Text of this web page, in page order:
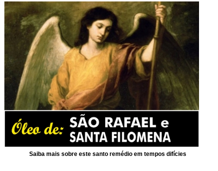
Saiba mais sobre este santo remédio em tempos difícies